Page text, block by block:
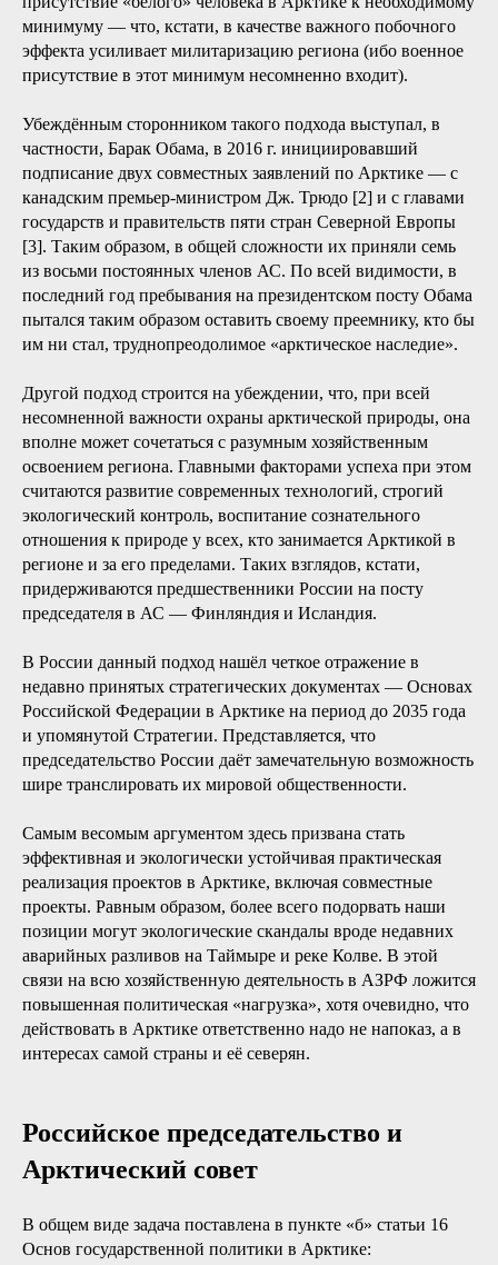
минимуму — что, кстати, в качестве важного побочного
эффекта усиливает милитаризацию региона (ибо военное
присутствие в этот минимум несомненно входит).
Убеждённым сторонником такого подхода выступал, в
частности, Барак Обама, в 2016 г. инициировавший
подписание двух совместных заявлений по Арктике — с
канадским премьер-министром Дж. Трюдо [2] и с главами
государств и правительств пяти стран Северной Европы
[3]. Таким образом, в общей сложности их приняли семь
из восьми постоянных членов АС. По всей видимости, в
последний год пребывания на президентском посту Обама
пытался таким образом оставить своему преемнику, кто бы
им ни стал, труднопреодолимое «арктическое наследие».
Другой подход строится на убеждении, что, при всей
несомненной важности охраны арктической природы, она
вполне может сочетаться с разумным хозяйственным
освоением региона. Главными факторами успеха при этом
считаются развитие современных технологий, строгий
экологический контроль, воспитание сознательного
отношения к природе у всех, кто занимается Арктикой в
регионе и за его пределами. Таких взглядов, кстати,
придерживаются предшественники России на посту
председателя в АС — Финляндия и Исландия.
В России данный подход нашёл четкое отражение в
недавно принятых стратегических документах — Основах
Российской Федерации в Арктике на период до 2035 года
и упомянутой Стратегии. Представляется, что
председательство России даёт замечательную возможность
шире транслировать их мировой общественности.
Самым весомым аргументом здесь призвана стать
эффективная и экологически устойчивая практическая
реализация проектов в Арктике, включая совместные
проекты. Равным образом, более всего подорвать наши
позиции могут экологические скандалы вроде недавних
аварийных разливов на Таймыре и реке Колве. В этой
связи на всю хозяйственную деятельность в АЗРФ ложится
повышенная политическая «нагрузка», хотя очевидно, что
действовать в Арктике ответственно надо не напоказ, а в
интересах самой страны и её северян.
Российское председательство и
Арктический совет
В общем виде задача поставлена в пункте «б» статьи 16
Основ государственной политики в Арктике: